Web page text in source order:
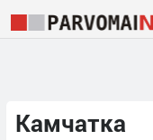
Камчатка